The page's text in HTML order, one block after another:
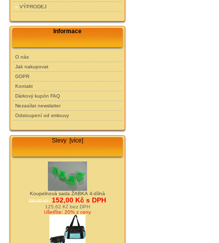
VÝPRODEJ
Informace
O nás
Jak nakupovat
GDPR
Kontakt
Dárkový kupón FAQ
Nezasílat newslatter
Odstoupení od smlouvy
Slevy [více]
Koupelnová sada ŽABKA 4-dílná
190,00 Kč 152,00 Kč s DPH
125,62 Kč bez DPH
Ušetříte: 20% z ceny